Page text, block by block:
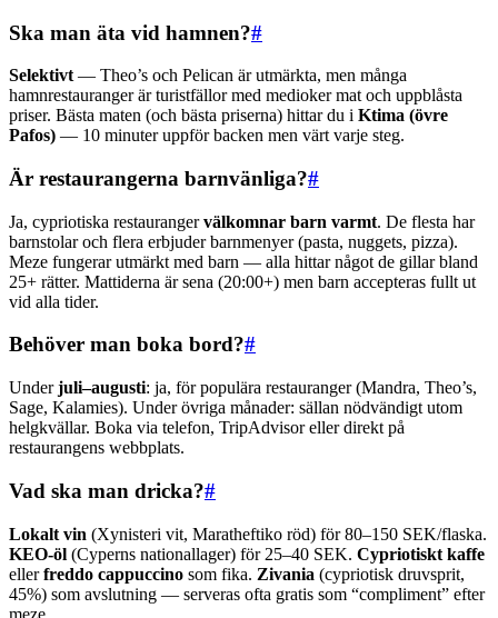
Ska man äta vid hamnen?#
Selektivt — Theo’s och Pelican är utmärkta, men många
hamnrestauranger är turistfällor med medioker mat och uppblåsta
priser. Bästa maten (och bästa priserna) hittar du i Ktima (övre
Pafos) — 10 minuter uppför backen men värt varje steg.
Är restaurangerna barnvänliga?#
Ja, cypriotiska restaurangervälkomnar barn varmt. De flesta har
barnstolar och flera erbjuder barnmenyer (pasta, nuggets, pizza).
Meze fungerar utmärkt med barn — alla hittar något de gillar bland
25+ rätter. Mattiderna är sena (20:00+) men barn accepteras fullt ut
vid alla tider.
Behöver man boka bord?#
Underjuli–augusti: ja, för populära restauranger (Mandra, Theo’s,
Sage, Kalamies). Under övriga månader: sällan nödvändigt utom
helgkvällar. Boka via telefon, TripAdvisor eller direkt på
restaurangens webbplats.
Vad ska man dricka?#
Lokalt vin (Xynisteri vit, Maratheftiko röd) för 80–150 SEK/flaska.
KEO-öl (Cyperns nationallager) för 25–40 SEK. Cypriotiskt kaffe
ellerfreddo cappuccino som fika. Zivania (cypriotisk druvsprit,
45%) som avslutning — serveras ofta gratis som “compliment” efter
meze.